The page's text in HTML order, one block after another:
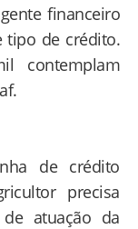
financeiro
tipo de crédito.
contemplam
de crédito
precisa
atuação da